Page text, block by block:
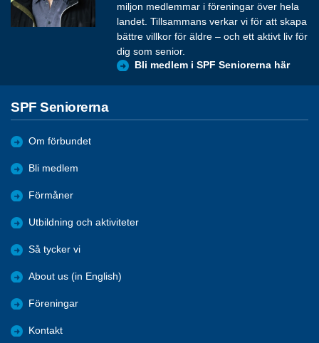
miljon medlemmar i föreningar över hela
landet. Tillsammans verkar vi för att skapa
bättre villkor för äldre – och ett aktivt liv för
dig som senior.
Bli medlem i SPF Seniorerna här
SPF Seniorerna
Om förbundet
Bli medlem
Förmåner
Utbildning och aktiviteter
Så tycker vi
About us (in English)
Föreningar
Kontakt